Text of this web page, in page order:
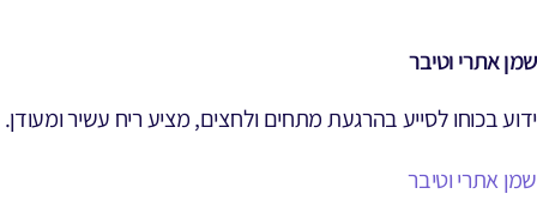
שמן אתרי וטיבר
ידוע בכוחו לסייע בהרגעת מתחים ולחצים, מציע ריח עשיר ומעודן.
שמן אתרי וטיבר